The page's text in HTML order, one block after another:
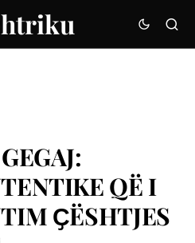
QË I
ҪËSHTJES